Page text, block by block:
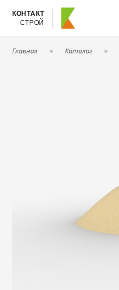
КОНТАКТ
СТРОЙ
Главная Каталог